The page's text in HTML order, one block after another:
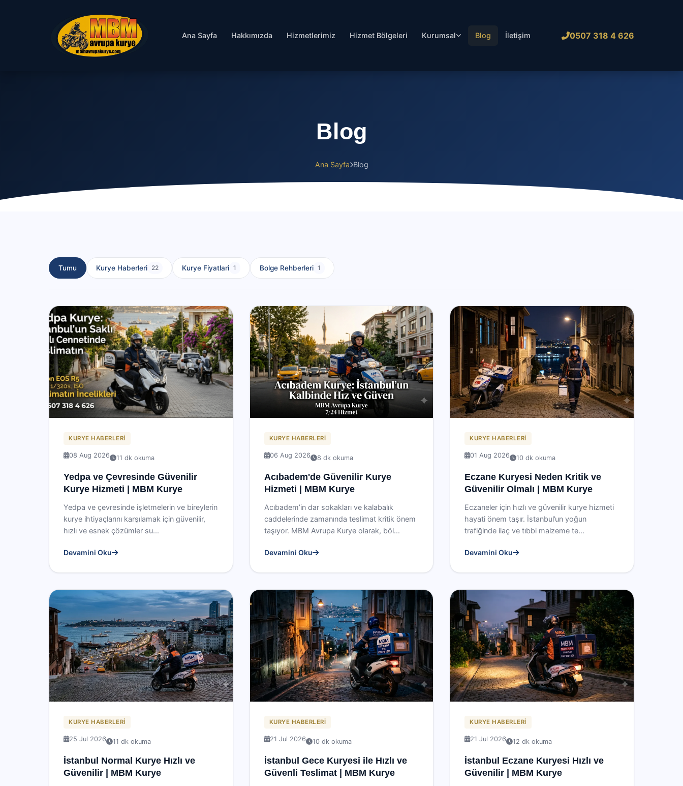
Ana Sayfa Hakkımızda Hizmetlerimiz Hizmet Bölgeleri Kurumsal Blog İletişim 0507 318 4 626
Blog
Ana Sayfa Blog
Tumu Kurye Haberleri 22 Kurye Fiyatlari 1 Bolge Rehberleri 1
KURYE HABERLERI
08 Aug 2026 11 dk okuma
Yedpa ve Çevresinde Güvenilir
Kurye Hizmeti | MBM Kurye
Yedpa ve çevresinde işletmelerin ve bireylerin
kurye ihtiyaçlarını karşılamak için güvenilir,
hızlı ve esnek çözümler su...
Devamini Oku
KURYE HABERLERI
06 Aug 2026 8 dk okuma
Acıbadem'de Güvenilir Kurye
Hizmeti | MBM Kurye
Acıbadem’in dar sokakları ve kalabalık
caddelerinde zamanında teslimat kritik önem
taşıyor. MBM Avrupa Kurye olarak, böl...
Devamini Oku
KURYE HABERLERI
01 Aug 2026 10 dk okuma
Eczane Kuryesi Neden Kritik ve
Güvenilir Olmalı | MBM Kurye
Eczaneler için hızlı ve güvenilir kurye hizmeti
hayati önem taşır. İstanbul’un yoğun
trafiğinde ilaç ve tıbbi malzeme te...
Devamini Oku
KURYE HABERLERI
25 Jul 2026 11 dk okuma
İstanbul Normal Kurye Hızlı ve
Güvenilir | MBM Kurye
KURYE HABERLERI
21 Jul 2026 10 dk okuma
İstanbul Gece Kuryesi ile Hızlı ve
Güvenli Teslimat | MBM Kurye
KURYE HABERLERI
21 Jul 2026 12 dk okuma
İstanbul Eczane Kuryesi Hızlı ve
Güvenilir | MBM Kurye